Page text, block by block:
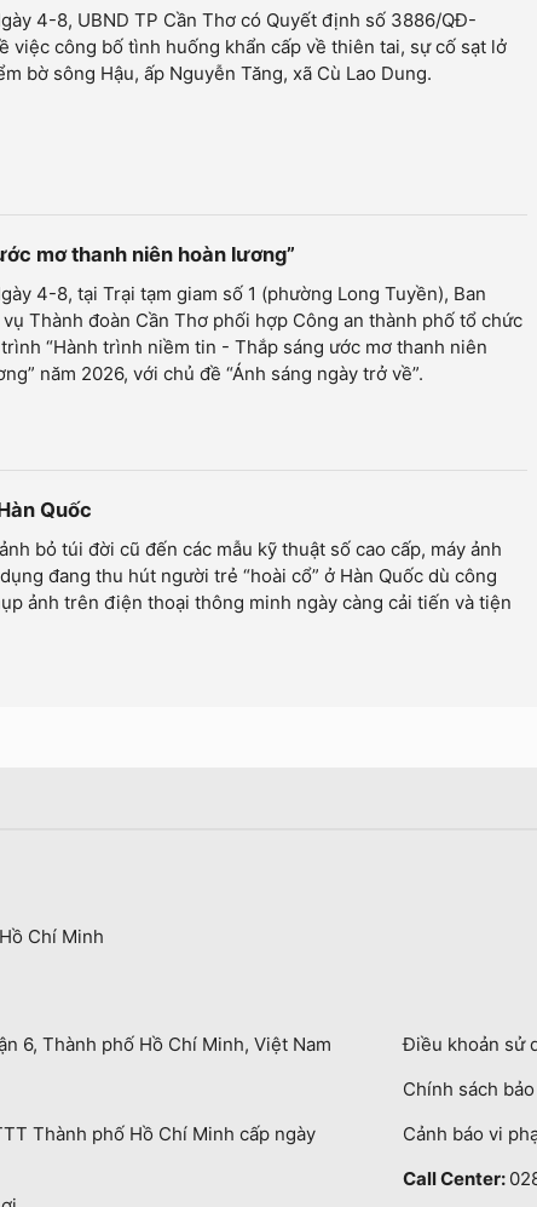
4-8, UBND TP Cần Thơ có Quyết định số 3886/QĐ-
việc công bố tình huống khẩn cấp về thiên tai, sự cố sạt lở
bờ sông Hậu, ấp Nguyễn Tăng, xã Cù Lao Dung.
mơ thanh niên hoàn lương”
4-8, tại Trại tạm giam số 1 (phường Long Tuyền), Ban
Thành đoàn Cần Thơ phối hợp Công an thành phố tổ chức
“Hành trình niềm tin - Thắp sáng ước mơ thanh niên
năm 2026, với chủ đề “Ánh sáng ngày trở về”.
Quốc
bỏ túi đời cũ đến các mẫu kỹ thuật số cao cấp, máy ảnh
đang thu hút người trẻ “hoài cổ” ở Hàn Quốc dù công
ảnh trên điện thoại thông minh ngày càng cải tiến và tiện
Chí Minh
6, Thành phố Hồ Chí Minh, Việt Nam
Thành phố Hồ Chí Minh cấp ngày
Điều khoản sử
Chính sách
Cảnh báo vi
Call Center: